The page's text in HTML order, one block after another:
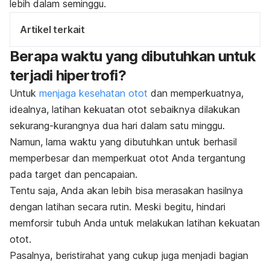
lebih dalam seminggu.
Artikel terkait
Berapa waktu yang dibutuhkan untuk
terjadi hipertrofi?
Untuk menjaga kesehatan otot dan memperkuatnya,
idealnya, latihan kekuatan otot sebaiknya dilakukan
sekurang-kurangnya dua hari dalam satu minggu.
Namun, lama waktu yang dibutuhkan untuk berhasil
memperbesar dan memperkuat otot Anda tergantung
pada target dan pencapaian.
Tentu saja, Anda akan lebih bisa merasakan hasilnya
dengan latihan secara rutin. Meski begitu, hindari
memforsir tubuh Anda untuk melakukan latihan kekuatan
otot.
Pasalnya, beristirahat yang cukup juga menjadi bagian